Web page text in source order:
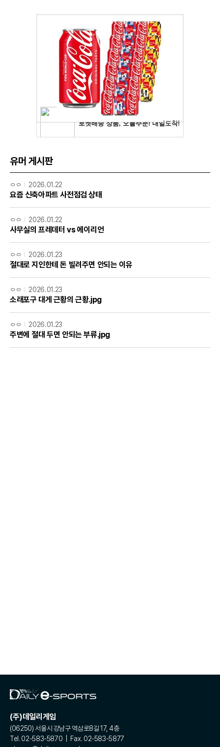
유머 게시판
ㅇㅇ 2026.01.22
요즘 신축아파트 사전점검 상태
ㅇㅇ 2026.01.22
사무실의 프레데터 vs 에이리언
ㅇㅇ 2026.01.23
절대로 지인한테 돈 빌려주면 안되는 이유
ㅇㅇ 2026.01.23
소래포구 대게 근황의 근황.jpg
ㅇㅇ 2026.01.23
주변에 절대 두면 안되는 부류.jpg
(주)데일리게임
(06250) 서울시 강남구 역삼로8길 17, 4층
Tel. 02-583-5870 | Fax. 02-583-5877